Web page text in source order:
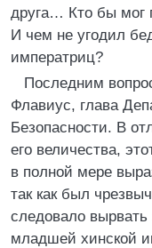
друга… Кто бы мог
И чем не угодил
императриц?
Последним
Флавиус, глава
Безопасности. В
его величества,
в полной мере
так как был
следовало
младшей хинской